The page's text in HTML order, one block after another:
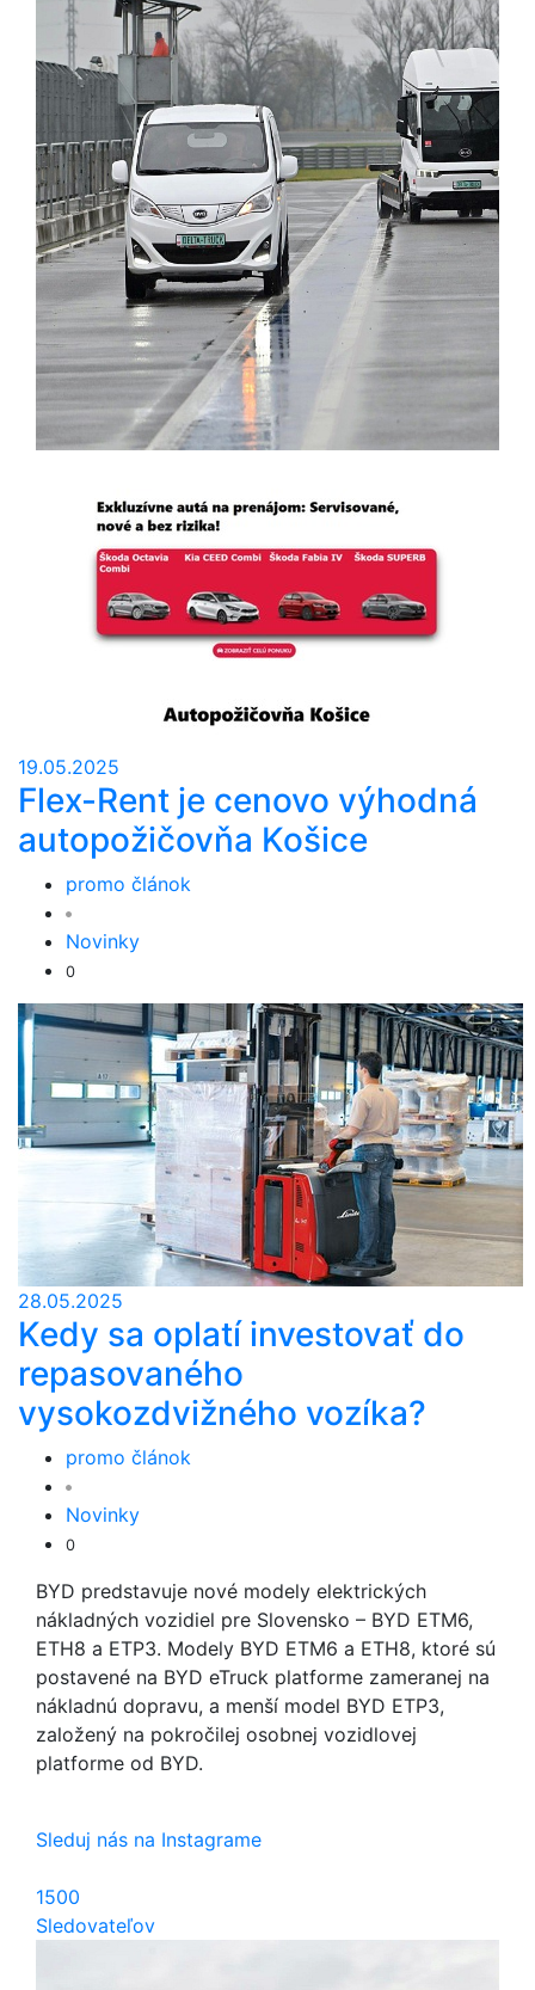
19.05.2025
Flex-Rent je cenovo výhodná
autopožičovňa Košice
promo článok
Novinky
0
28.05.2025
Kedy sa oplatí investovať do
repasovaného
vysokozdvižného vozíka?
promo článok
Novinky
0
BYD predstavuje nové modely elektrických
nákladných vozidiel pre Slovensko – BYD ETM6,
ETH8 a ETP3. Modely BYD ETM6 a ETH8, ktoré sú
postavené na BYD eTruck platforme zameranej na
nákladnú dopravu, a menší model BYD ETP3,
založený na pokročilej osobnej vozidlovej
platforme od BYD.
Sleduj nás na Instagrame
1500
Sledovateľov